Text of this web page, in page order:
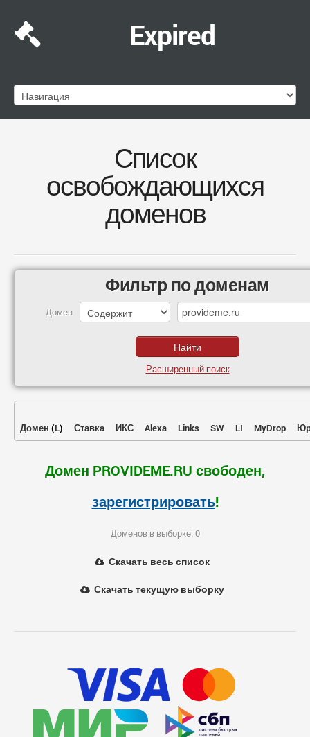
Expired
Список
освобождающихся
доменов
Фильтр по доменам
Домен
Расширенный поиск
Домен (L) Ставка ИКС Alexa Links SW LI MyDrop
Домен PROVIDEME.RU свободен,
зарегистрировать!
Доменов в выборке: 0
Скачать весь список
Скачать текущую выборку